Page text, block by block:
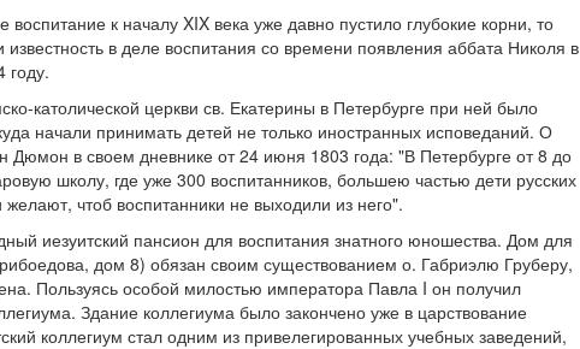
к началу XIX века уже давно пустило глубокие корни, то
в деле воспитания со времени появления аббата Николя в
году.
католической церкви св. Екатерины в Петербурге при ней было
начали принимать детей не только иностранных исповеданий. О
Дюмон в своем дневнике от 24 июня 1803 года: "В Петербурге от 8 до
школу, где уже 300 воспитанников, большею частью дети русских
чтоб воспитанники не выходили из него".
иезуитский пансион для воспитания знатного юношества. Дом для
дом 8) обязан своим существованием о. Габриэлю Груберу,
Пользуясь особой милостью императора Павла I он получил
Здание коллегиума было закончено уже в царствование
коллегиум стал одним из привелегированных учебных заведений,